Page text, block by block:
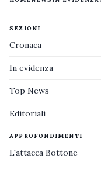
SEZIONI
Cronaca
In evidenza
Top News
Editoriali
APPROFONDIMENTI
L'attacca Bottone